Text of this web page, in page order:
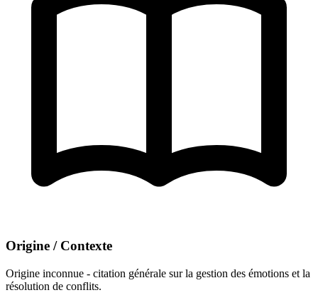
Origine / Contexte
Origine inconnue - citation générale sur la gestion des émotions et la
résolution de conflits.